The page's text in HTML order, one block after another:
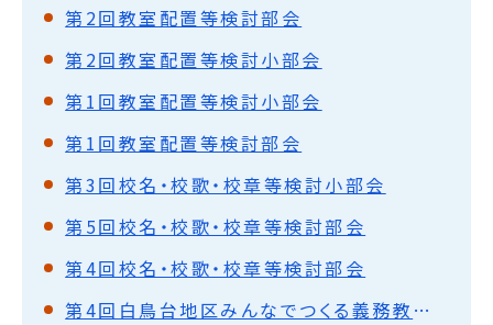
第2回教室配置等検討部会
第2回教室配置等検討小部会
第1回教室配置等検討小部会
第1回教室配置等検討部会
第3回校名・校歌・校章等検討小部会
第5回校名・校歌・校章等検討部会
第4回校名・校歌・校章等検討部会
第4回白鳥台地区みんなでつくる義務教育学校推進協議会